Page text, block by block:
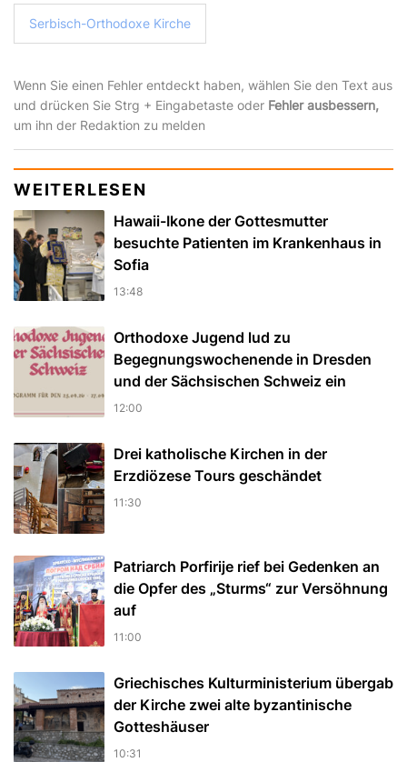
Serbisch-Orthodoxe Kirche
Wenn Sie einen Fehler entdeckt haben, wählen Sie den Text aus
und drücken Sie Strg + Eingabetaste oder Fehler ausbessern,
um ihn der Redaktion zu melden
WEITERLESEN
Hawaii-Ikone der Gottesmutter
besuchte Patienten im Krankenhaus in
Sofia
13:48
Orthodoxe Jugend lud zu
Begegnungswochenende in Dresden
und der Sächsischen Schweiz ein
12:00
Drei katholische Kirchen in der
Erzdiözese Tours geschändet
11:30
Patriarch Porfirije rief bei Gedenken an
die Opfer des „Sturms“ zur Versöhnung
auf
11:00
Griechisches Kulturministerium übergab
der Kirche zwei alte byzantinische
Gotteshäuser
10:31